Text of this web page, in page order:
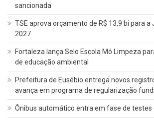
sancionada
TSE aprova orçamento de R$ 13,9 bi para a
2027
Fortaleza lança Selo Escola Mó Limpeza
de educação ambiental
Prefeitura de Eusébio entrega novos
avança em programa de regularização
Ônibus automático entra em fase de testes